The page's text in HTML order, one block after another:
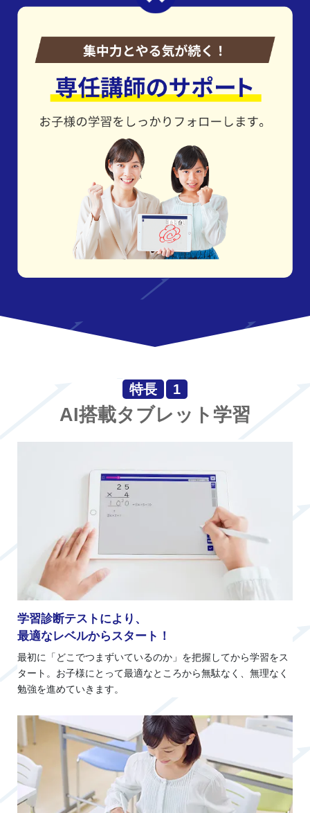
特長 1
AI搭載タブレット学習
学習診断テストにより、
最適なレベルからスタート！
最初に「どこでつまずいているのか」を把握してから学習をス
タート。お子様にとって最適なところから無駄なく、無理なく
勉強を進めていきます。